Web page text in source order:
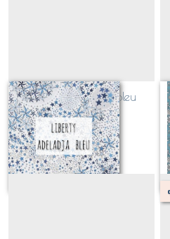
Liberty Adeladja bleu
(CLASSIQUE)
Sur demande